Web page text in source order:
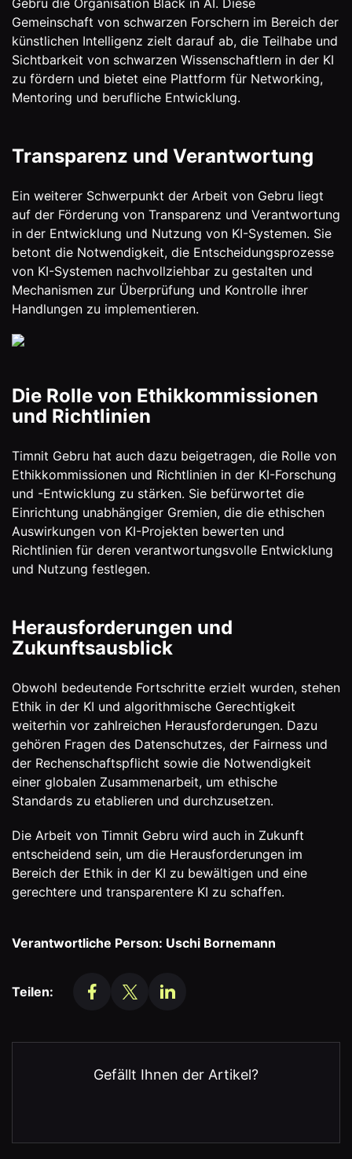
Gebru die Organisation Black in AI. Diese
Gemeinschaft von schwarzen Forschern im Bereich der
künstlichen Intelligenz zielt darauf ab, die Teilhabe und
Sichtbarkeit von schwarzen Wissenschaftlern in der KI
zu fördern und bietet eine Plattform für Networking,
Mentoring und berufliche Entwicklung​.
Transparenz und Verantwortung
Ein weiterer Schwerpunkt der Arbeit von Gebru liegt
auf der Förderung von Transparenz und Verantwortung
in der Entwicklung und Nutzung von KI-Systemen. Sie
betont die Notwendigkeit, die Entscheidungsprozesse
von KI-Systemen nachvollziehbar zu gestalten und
Mechanismen zur Überprüfung und Kontrolle ihrer
Handlungen zu implementieren.
Die Rolle von Ethikkommissionen
und Richtlinien
Timnit Gebru hat auch dazu beigetragen, die Rolle von
Ethikkommissionen und Richtlinien in der KI-Forschung
und -Entwicklung zu stärken. Sie befürwortet die
Einrichtung unabhängiger Gremien, die die ethischen
Auswirkungen von KI-Projekten bewerten und
Richtlinien für deren verantwortungsvolle Entwicklung
und Nutzung festlegen.
Herausforderungen und
Zukunftsausblick
Obwohl bedeutende Fortschritte erzielt wurden, stehen
Ethik in der KI und algorithmische Gerechtigkeit
weiterhin vor zahlreichen Herausforderungen. Dazu
gehören Fragen des Datenschutzes, der Fairness und
der Rechenschaftspflicht sowie die Notwendigkeit
einer globalen Zusammenarbeit, um ethische
Standards zu etablieren und durchzusetzen.
Die Arbeit von Timnit Gebru wird auch in Zukunft
entscheidend sein, um die Herausforderungen im
Bereich der Ethik in der KI zu bewältigen und eine
gerechtere und transparentere KI zu schaffen.
Verantwortliche Person: Uschi Bornemann
Teilen:
Gefällt Ihnen der Artikel?